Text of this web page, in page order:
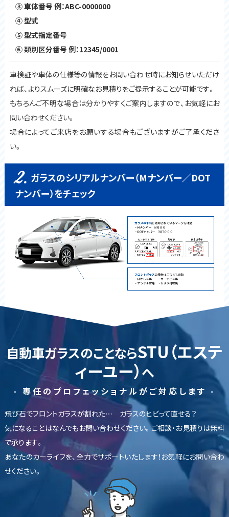
③ 車体番号 例：ABC-0000000
④ 型式
⑤ 型式指定番号
⑥ 類別区分番号 例：12345/0001
車検証や車体の仕様等の情報をお問い合わせ時にお知らせいただけ
れば、よりスムーズに明確なお見積りをご提示することが可能です。
もちろんご不明な場合は分かりやすくご案内しますので、お気軽にお
問い合わせください。
場合によってご来店をお願いする場合もございますがご了承くださ
い。
2. ガラスのシリアルナンバー（Mナンバー／DOT
ナンバー）をチェック
自動車ガラスのことならSTU（エステ
ィーユー）へ
- 専任のプロフェッショナルがご対応します -
飛び石でフロントガラスが割れた… ガラスのヒビって直せる？
気になることはなんでもお問い合わせください。ご相談・お見積りは無料
で承ります。
あなたのカーライフを、全力でサポートいたします！お気軽にお問い合わ
せください。